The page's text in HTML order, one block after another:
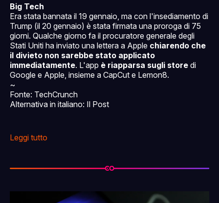
Big Tech
Era stata bannata il 19 gennaio, ma con l'insediamento di
Trump (il 20 gennaio) è stata firmata una proroga di 75
giorni. Qualche giorno fa il procuratore generale degli
Stati Uniti ha inviato una lettera a Apple chiarendo che
il divieto non sarebbe stato applicato
immediatamente. L'app è riapparsa sugli store di
Google e Apple, insieme a CapCut e Lemon8.
~
Fonte: TechCrunch
Alternativa in italiano: Il Post
Leggi tutto